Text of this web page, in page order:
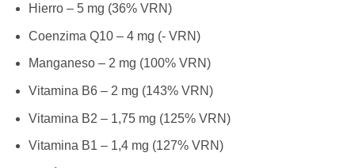
Hierro – 5 mg (36% VRN)
Coenzima Q10 – 4 mg (- VRN)
Manganeso – 2 mg (100% VRN)
Vitamina B6 – 2 mg (143% VRN)
Vitamina B2 – 1,75 mg (125% VRN)
Vitamina B1 – 1,4 mg (127% VRN)